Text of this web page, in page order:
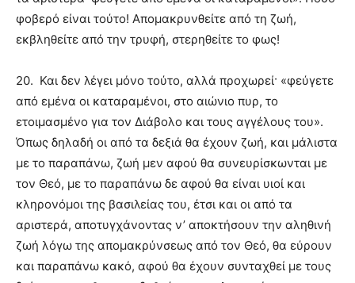
φοβερό είναι τούτο! Απομακρυνθείτε από τη ζωή,
εκβληθείτε από την τρυφή, στερηθείτε το φως!
20. Και δεν λέγει μόνο τούτο, αλλά προχωρεί· «φεύγετε
από εμένα οι καταραμένοι, στο αιώνιο πυρ, το
ετοιμασμένο για τον Διάβολο και τους αγγέλους του».
Όπως δηλαδή οι από τα δεξιά θα έχουν ζωή, και μάλιστα
με το παραπάνω, ζωή μεν αφού θα συνευρίσκωνται με
τον Θεό, με το παραπάνω δε αφού θα είναι υιοί και
κληρονόμοι της βασιλείας του, έτσι και οι από τα
αριστερά, αποτυγχάνοντας ν’ αποκτήσουν την αληθινή
ζωή λόγω της απομακρύνσεως από τον Θεό, θα εύρουν
και παραπάνω κακό, αφού θα έχουν συνταχθεί με τους